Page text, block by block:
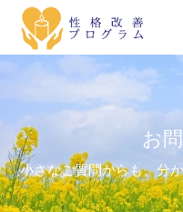
お
小さなご質問からも、分